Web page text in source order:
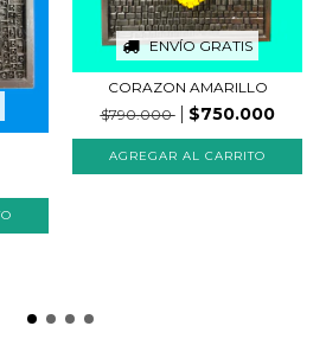
ENVÍO GRATIS
CORAZON AMARILLO
$790.000
$750.000